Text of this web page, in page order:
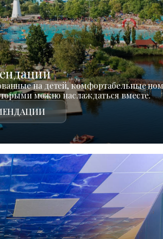
на детей, комфортабельные
можно наслаждаться вместе.